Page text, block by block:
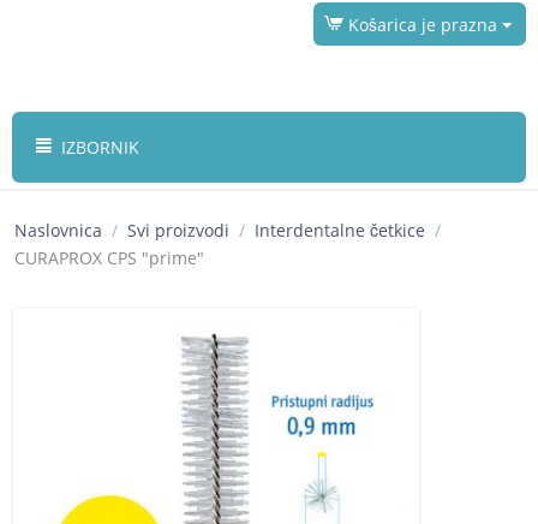
Košarica je prazna
IZBORNIK
Naslovnica / Svi proizvodi / Interdentalne četkice /
CURAPROX CPS "prime"